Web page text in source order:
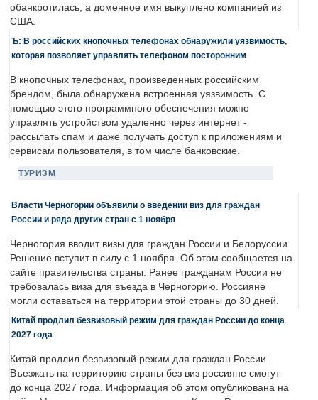
обанкротилась, а доменное имя выкуплено компанией из
США.
Ъ: В российских кнопочных телефонах обнаружили уязвимость,
которая позволяет управлять телефоном посторонним
В кнопочных телефонах, произведенных российским
брендом, была обнаружена встроенная уязвимость. С
помощью этого программного обеспечения можно
управлять устройством удаленно через интернет -
рассылать спам и даже получать доступ к приложениям и
сервисам пользователя, в том числе банковские.
ТУРИЗМ
Власти Черногории объявили о введении виз для граждан
России и ряда других стран с 1 ноября
Черногория вводит визы для граждан России и Белоруссии.
Решение вступит в силу с 1 ноября. Об этом сообщается на
сайте правительства страны. Ранее гражданам России не
требовалась виза для въезда в Черногорию. Россияне
могли оставаться на территории этой страны до 30 дней.
Китай продлил безвизовый режим для граждан России до конца
2027 года
Китай продлил безвизовый режим для граждан России.
Въезжать на территорию страны без виз россияне смогут
до конца 2027 года. Информация об этом опубликована на